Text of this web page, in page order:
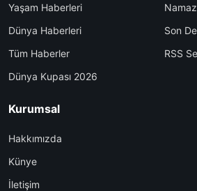
Yaşam Haberleri
Dünya Haberleri
Tüm Haberler
Dünya Kupası 2026
Son
RSS
Kurumsal
Hakkımızda
Künye
İletişim